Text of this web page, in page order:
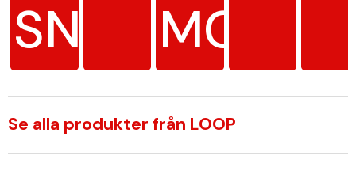
SNUS MG/G
Se alla produkter från LOOP